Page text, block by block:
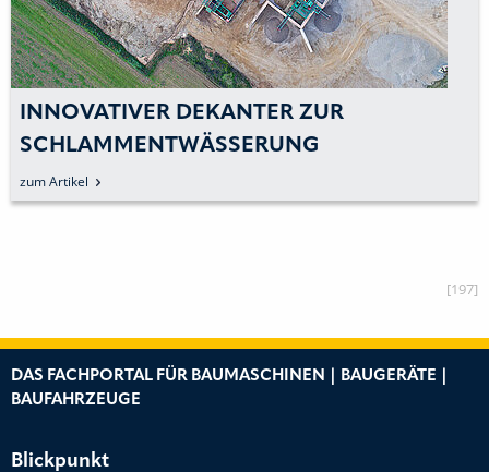
INNOVATIVER DEKANTER ZUR
SCHLAMMENTWÄSSERUNG
zum Artikel
[197]
DAS FACHPORTAL FÜR BAUMASCHINEN | BAUGERÄTE |
BAUFAHRZEUGE
Blickpunkt